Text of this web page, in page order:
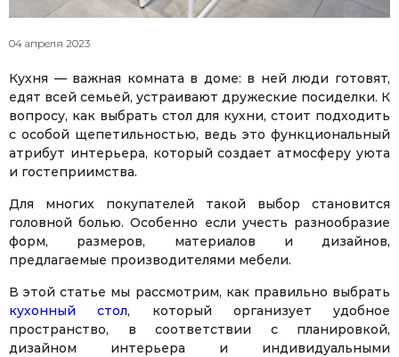
04 апреля 2023
Кухня — важная комната в доме: в ней люди готовят,
едят всей семьей, устраивают дружеские посиделки. К
вопросу, как выбрать стол для кухни, стоит подходить
с особой щепетильностью, ведь это функциональный
атрибут интерьера, который создает атмосферу уюта
и гостеприимства.
Для многих покупателей такой выбор становится
головной болью. Особенно если учесть разнообразие
форм, размеров, материалов и дизайнов,
предлагаемые производителями мебели.
В этой статье мы рассмотрим, как правильно выбрать
кухонный стол, который организует удобное
пространство, в соответствии с планировкой,
дизайном интерьера и индивидуальными